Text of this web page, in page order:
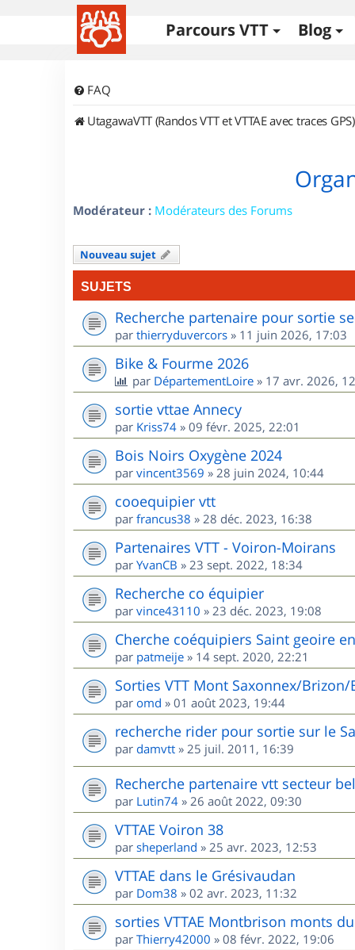
Parcours VTT Blog
FAQ
UtagawaVTT (Randos VTT et VTTAE avec traces GPS)
Modérateur : Modérateurs des Forums
Nouveau sujet
SUJETS
Recherche partenaire pour sortie
par thierryduvercors » 11 juin 2026, 17:03
Bike & Fourme 2026
par DépartementLoire » 17 avr. 2026,
sortie vttae Annecy
par Kriss74 » 09 févr. 2025, 22:01
Bois Noirs Oxygène 2024
par vincent3569 » 28 juin 2024, 10:44
cooequipier vtt
par francus38 » 28 déc. 2023, 16:38
Partenaires VTT - Voiron-Moirans
par YvanCB » 23 sept. 2022, 18:34
Recherche co équipier
par vince43110 » 23 déc. 2023, 19:08
Cherche coéquipiers Saint geoire
par patmeije » 14 sept. 2020, 22:21
Sorties VTT Mont Saxonnex/
par omd » 01 août 2023, 19:44
recherche rider pour sortie sur le
par damvtt » 25 juil. 2011, 16:39
Recherche partenaire vtt secteur
par Lutin74 » 26 août 2022, 09:30
VTTAE Voiron 38
par sheperland » 25 avr. 2023, 12:53
VTTAE dans le Grésivaudan
par Dom38 » 02 avr. 2023, 11:32
sorties VTTAE Montbrison monts du
par Thierry42000 » 08 févr. 2022, 19:06